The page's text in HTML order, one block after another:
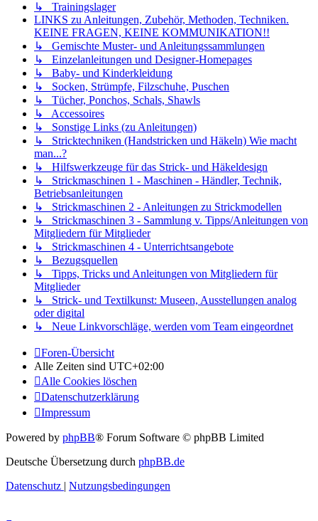
↳ Trainingslager
LINKS zu Anleitungen, Zubehör, Methoden, Techniken.
KEINE FRAGEN, KEINE KOMMUNIKATION!!
↳ Gemischte Muster- und Anleitungssammlungen
↳ Einzelanleitungen und Designer-Homepages
↳ Baby- und Kinderkleidung
↳ Socken, Strümpfe, Filzschuhe, Puschen
↳ Tücher, Ponchos, Schals, Shawls
↳ Accessoires
↳ Sonstige Links (zu Anleitungen)
↳ Stricktechniken (Handstricken und Häkeln) Wie macht
man...?
↳ Hilfswerkzeuge für das Strick- und Häkeldesign
↳ Strickmaschinen 1 - Maschinen - Händler, Technik,
Betriebsanleitungen
↳ Strickmaschinen 2 - Anleitungen zu Strickmodellen
↳ Strickmaschinen 3 - Sammlung v. Tipps/Anleitungen von
Mitgliedern für Mitglieder
↳ Strickmaschinen 4 - Unterrichtsangebote
↳ Bezugsquellen
↳ Tipps, Tricks und Anleitungen von Mitgliedern für
Mitglieder
↳ Strick- und Textilkunst: Museen, Ausstellungen analog
oder digital
↳ Neue Linkvorschläge, werden vom Team eingeordnet
Foren-Übersicht
Alle Zeiten sind UTC+02:00
Alle Cookies löschen
Datenschutzerklärung
Impressum
Powered by phpBB® Forum Software © phpBB Limited
Deutsche Übersetzung durch phpBB.de
Datenschutz
Nutzungsbedingungen